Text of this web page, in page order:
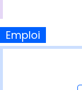
Emploi